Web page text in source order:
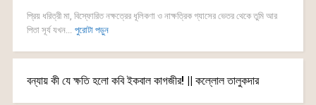
প্রিয় ধরিত্রী মা, বিস্ফোরিত নক্ষত্রের ধূলিকণা ও নাক্ষত্রিক গ্যাসের ভেতর থেকে তুমি আর
পিতা সূর্য যখন...
পুরোটা পড়ুন
বন্যায় কী যে ক্ষতি হলো কবি ইকবাল কাগজীর! || কল্লোল তালুকদার